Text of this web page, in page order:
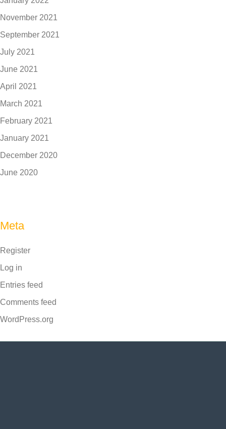
November 2021
September 2021
July 2021
June 2021
April 2021
March 2021
February 2021
January 2021
December 2020
June 2020
Meta
Register
Log in
Entries feed
Comments feed
WordPress.org